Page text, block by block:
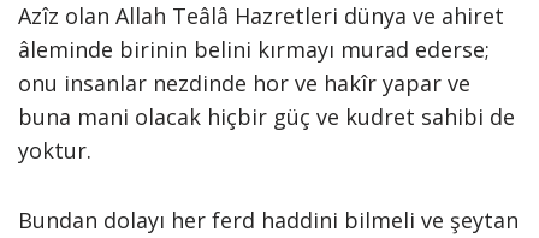
Azîz olan Allah Teâlâ Hazretleri dünya ve ahiret
âleminde birinin belini kırmayı murad ederse;
onu insanlar nezdinde hor ve hakîr yapar ve
buna mani olacak hiçbir güç ve kudret sahibi de
yoktur.
Bundan dolayı her ferd haddini bilmeli ve şeytan